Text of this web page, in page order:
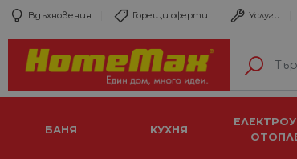
Вдъхновения Горещи оферти Услуги
БАНЯ КУХНЯ